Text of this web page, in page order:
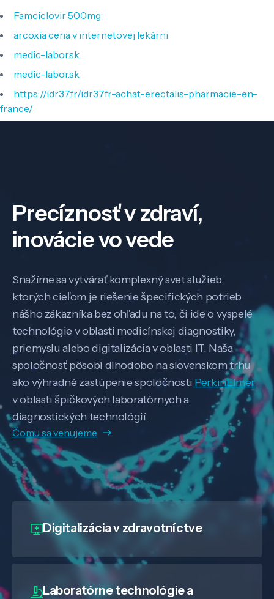
Famciclovir 500mg
arcoxia cena v internetovej lekárni
medic-labor.sk
medic-labor.sk
https://idr37.fr/idr37fr-achat-erectalis-pharmacie-en-
france/
Precíznosť v zdraví,
inovácie vo vede
Snažíme sa vytvárať komplexný svet služieb,
ktorých cieľom je riešenie špecifických potrieb
nášho zákazníka bez ohľadu na to, či ide o vyspelé
technológie v oblasti medicínskej diagnostiky,
priemyslu alebo digitalizácia v oblasti IT. Naša
spoločnosť pôsobí dlhodobo na slovenskom trhu
ako výhradné zastúpenie spoločnosti PerkinElmer
v oblasti špičkových laboratórnych a
diagnostických technológií.
Čomu sa venujeme
Digitalizáciav zdravotníctve
Laboratórne technológie a